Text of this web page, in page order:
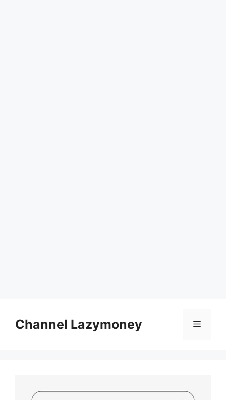
contentChannel Lazymoney Menu